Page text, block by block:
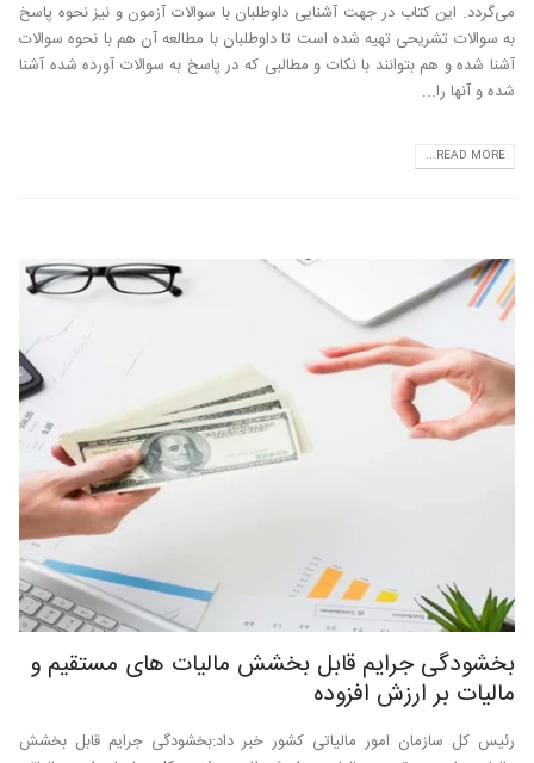
می‌گردد. این کتاب در جهت آشنایی داوطلبان با سوالات آزمون و نیز نحوه پاسخ
به سوالات تشریحی تهیه شده است تا داوطلبان با مطالعه آن هم با نحوه سوالات
آشنا شده و هم بتوانند با نکات و مطالبی که در پاسخ به سوالات آورده شده آشنا
شده و آنها را...
READ MORE...
بخشودگی جرایم قابل بخشش مالیات های مستقیم و
مالیات بر ارزش افزوده
رئیس کل سازمان امور مالیاتی کشور خبر داد:بخشودگی جرایم قابل بخشش